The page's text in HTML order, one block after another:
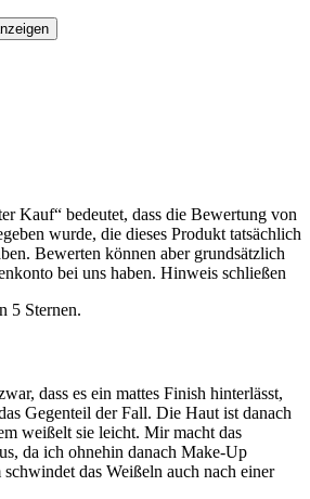
Kauf“ bedeutet, dass die Bewertung von
wurde, die dieses Produkt tatsächlich
Bewerten können aber grundsätzlich
bei uns haben. Hinweis schließen
5 Sternen.
dass es ein mattes Finish hinterlässt,
Gegenteil der Fall. Die Haut ist danach
weißelt sie leicht. Mir macht das
da ich ohnehin danach Make-Up
das Weißeln auch nach einer